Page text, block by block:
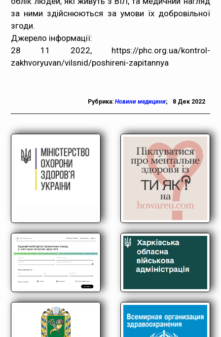
за ними здійснюються за умови їх добровільної
згоди.
Джерело інформації:
28 11 2022, https://phc.org.ua/kontrol-
zakhvoryuvan/vilsnid/poshireni-zapitannya
Рубрика: Новини медицини; 8 Дек 2022